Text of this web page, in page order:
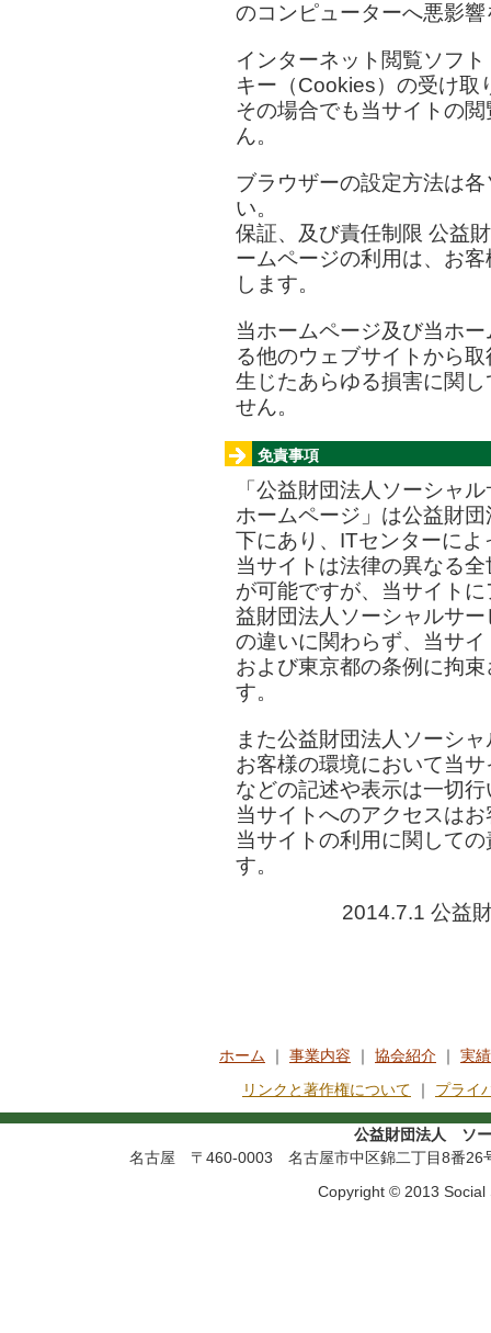
のコンピューターへ悪影
インターネット閲覧ソフ
キー（Cookies）の受け取
その場合でも当サイトの
ん。
ブラウザーの設定方法は
い。
保証、及び責任制限 公益
ームページの利用は、お
します。
当ホームページ及び当ホ
る他のウェブサイトから
生じたあらゆる損害に関
せん。
免責事項
「公益財団法人ソーシャ
ホームページ」は公益財
下にあり、ITセンターに
当サイトは法律の異なる
が可能ですが、当サイト
益財団法人ソーシャルサ
の違いに関わらず、当サ
および東京都の条例に拘
す。
また公益財団法人ソーシ
お客様の環境において当
などの記述や表示は一切
当サイトへのアクセスは
当サイトの利用に関して
す。
2014.7.1 公益
ホーム ｜ 事業内容 ｜ 協会紹介 ｜ 実
リンクと著作権について ｜ プライ
公益財団法人 ソ
名古屋 〒460-0003 名古屋市中区錦二丁目8番
Copyright © 2013 Social